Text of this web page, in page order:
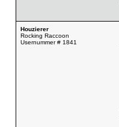
Houzierer
Rocking Raccoon
Usernummer # 1841